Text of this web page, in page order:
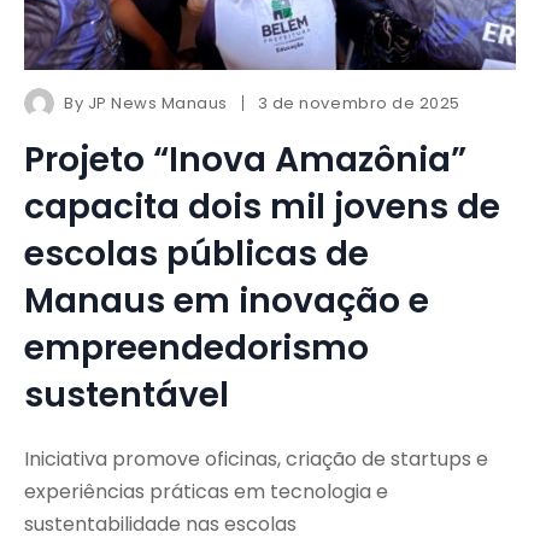
By JP News Manaus 3 de novembro de 2025
Projeto “Inova Amazônia”
capacita dois mil jovens de
escolas públicas de
Manaus em inovação e
empreendedorismo
sustentável
Iniciativa promove oficinas, criação de startups e
experiências práticas em tecnologia e
sustentabilidade nas escolas